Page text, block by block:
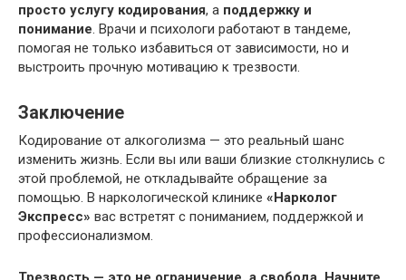
просто услугу кодирования, а поддержку и
понимание. Врачи и психологи работают в тандеме,
помогая не только избавиться от зависимости, но и
выстроить прочную мотивацию к трезвости.
Заключение
Кодирование от алкоголизма — это реальный шанс
изменить жизнь. Если вы или ваши близкие столкнулись с
этой проблемой, не откладывайте обращение за
помощью. В наркологической клинике «Нарколог
Экспресс» вас встретят с пониманием, поддержкой и
профессионализмом.